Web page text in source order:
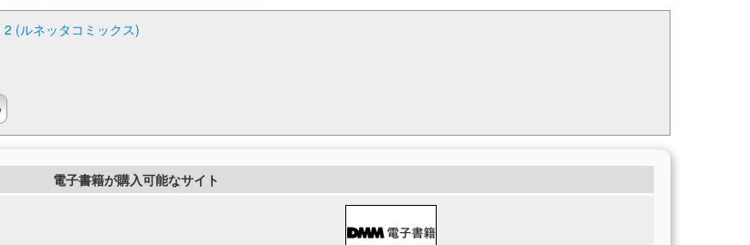
(ルネッタコミックス)
電子書籍が購入可能なサイト